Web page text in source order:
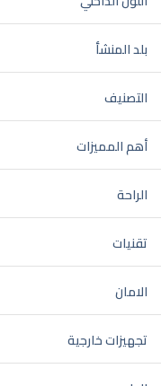
بلد المنشأ
التصنيف
أهم المميزات
الراحة
تقنيات
الامان
تجهيزات خارجية